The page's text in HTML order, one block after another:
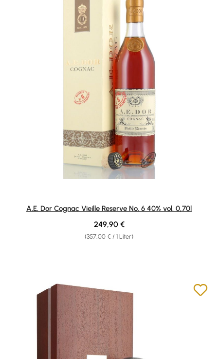
A.E. Dor Cognac Vieille Reserve No. 6 40% vol. 0,70l
(357,00 € / 1 Liter)
Regulärer Preis:
249,90 €